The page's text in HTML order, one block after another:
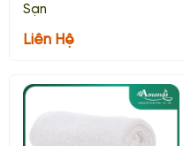
Sạn
Liên Hệ